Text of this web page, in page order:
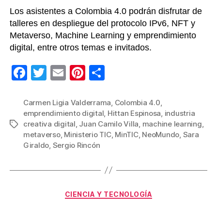
Los asistentes a Colombia 4.0 podrán disfrutar de
talleres en despliegue del protocolo IPv6, NFT y
Metaverso, Machine Learning y emprendimiento
digital, entre otros temas e invitados.
F
c
e
b
o
o
T
tt
er
E
ail
Pi
er
e
st
m
p
ar
Etiquetas
Carmen Ligia Valderrama, Colombia 4.0,
emprendimiento digital, Hittan Espinosa, industria
creativa digital, Juan Camilo Villa, machine learning,
metaverso, Ministerio TIC, MinTIC, NeoMundo, Sara
Giraldo, Sergio Rincón
Categorías
CIENCIA Y TECNOLOGÍA